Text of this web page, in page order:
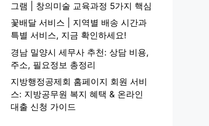
그램 | 창의미술 교육과정 5가지 핵심
꽃배달 서비스 | 지역별 배송 시간과
특별 서비스, 지금 확인하세요!
경남 밀양시 세무사 추천: 상담 비용,
주소, 필요정보 총정리
지방행정공제회 홈페이지 회원 서비
스: 지방공무원 복지 혜택 & 온라인
대출 신청 가이드